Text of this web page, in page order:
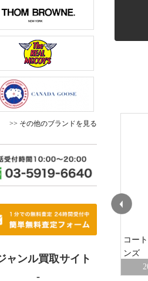
>> その他のブランドを見る
ャンル買取サイト
-
クエアード(Dsquared2)
フル ショートジャケット
コー
ンズ